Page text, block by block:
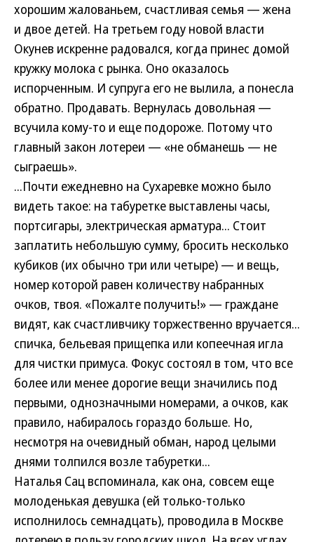
хорошим жалованьем, счастливая семья — жена
и двое детей. На третьем году новой власти
Окунев искренне радовался, когда принес домой
кружку молока с рынка. Оно оказалось
испорченным. И супруга его не вылила, а понесла
обратно. Продавать. Вернулась довольная —
всучила кому-то и еще подороже. Потому что
главный закон лотереи — «не обманешь — не
сыграешь».
...Почти ежедневно на Сухаревке можно было
видеть такое: на табуретке выставлены часы,
портсигары, электрическая арматура... Стоит
заплатить небольшую сумму, бросить несколько
кубиков (их обычно три или четыре) — и вещь,
номер которой равен количеству набранных
очков, твоя. «Пожалте получить!» — граждане
видят, как счастливчику торжественно вручается...
спичка, бельевая прищепка или копеечная игла
для чистки примуса. Фокус состоял в том, что все
более или менее дорогие вещи значились под
первыми, однозначными номерами, а очков, как
правило, набиралось гораздо больше. Но,
несмотря на очевидный обман, народ целыми
днями толпился возле табуретки...
Наталья Сац вспоминала, как она, совсем еще
молоденькая девушка (ей только-только
исполнилось семнадцать), проводила в Москве